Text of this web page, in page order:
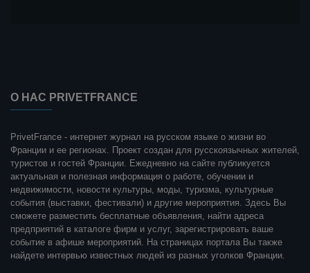
О НАС PRIVETFRANCE
PrivetFrance - интернет журнал на русском языке о жизни во
Франции и ее регионах. Проект создан для русскоязычных жителей,
туристов и гостей Франции. Ежедневно на сайте публикуется
актуальная и полезная информация о работе, обучении и
недвижимости, новости культуры, моды, туризма, культурные
события (выставки, фестивали) и другие мероприятия. Здесь Вы
сможете разместить бесплатные объявления, найти адреса
предприятий в каталоге фирм и услуг, зарегистрировать ваше
событие в афише мероприятий. На страницах портала Вы также
найдете интервью известных людей из разных уголков Франции.